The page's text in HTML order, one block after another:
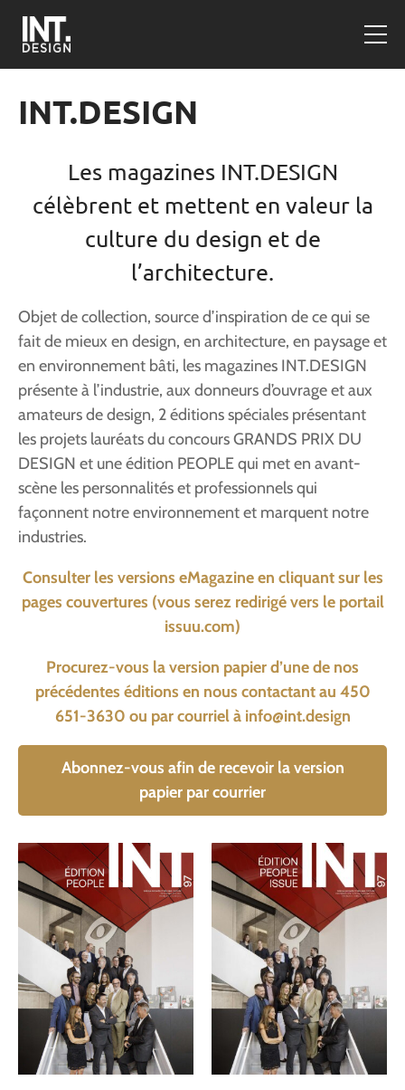
INT.DESIGN
Les magazines INT.DESIGN
célèbrent et mettent en valeur la
culture du design et de
l’architecture.
Objet de collection, source d’inspiration de ce qui se
fait de mieux en design, en architecture, en paysage et
en environnement bâti, les magazines INT.DESIGN
présente à l’industrie, aux donneurs d’ouvrage et aux
amateurs de design, 2 éditions spéciales présentant
les projets lauréats du concours GRANDS PRIX DU
DESIGN et une édition PEOPLE qui met en avant-
scène les personnalités et professionnels qui
façonnent notre environnement et marquent notre
industries.
Consulter les versions eMagazine en cliquant sur les
pages couvertures (vous serez redirigé vers le portail
issuu.com)
Procurez-vous la version papier d’une de nos
précédentes éditions en nous contactant au 450
651-3630 ou par courriel à info@int.design
Abonnez-vous afin de recevoir la version
papier par courrier